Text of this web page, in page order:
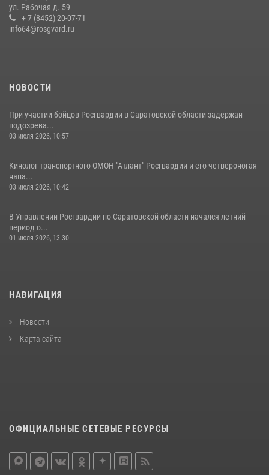
семей сотрудников Росгвардии.
05 августа 2026, 12:55
07 августа 2026, 11:35
ул. Рабочая д. 59
+ 7 (8452) 20-07-71
info64@rosgvard.ru
НОВОСТИ
При участии бойцов Росгвардии в Саратовской области задержан
подозрева...
03 июля 2026, 10:57
Кинолог транспортного ОМОН "Атлант" Росгвардии и его четвероногая
напа...
03 июля 2026, 10:42
В Управлении Росгвардии по Саратовской области начался летний
период о...
01 июля 2026, 13:30
НАВИГАЦИЯ
Новости
Карта сайта
ОФИЦИАЛЬНЫЕ СЕТЕВЫЕ РЕСУРСЫ